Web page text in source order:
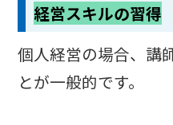
経営スキルの習得
個人経営の場合、講
とが一般的です。